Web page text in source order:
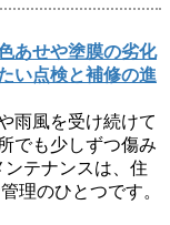
あせや塗膜の劣化
い点検と補修の進
雨風を受け続けて
でも少しずつ傷み
テナンスは、住
理のひとつです。